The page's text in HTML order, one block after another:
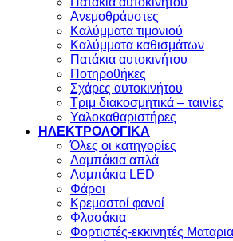
Ανεμοθράυστες
Καλύμματα τιμονιού
Καλύμματα καθισμάτων
Πατάκια αυτοκινήτου
Ποτηροθήκες
Σχάρες αυτοκινήτου
Τριμ διακοσμητικά – ταινίες
Υαλοκαθαριστήρες
ΗΛΕΚΤΡΟΛΟΓΙΚΑ
Όλες οι κατηγορίες
Λαμπάκια απλά
Λαμπάκια LED
Φάροι
Κρεμαστοί φανοί
Φλασάκια
Φορτιστές-εκκινητές